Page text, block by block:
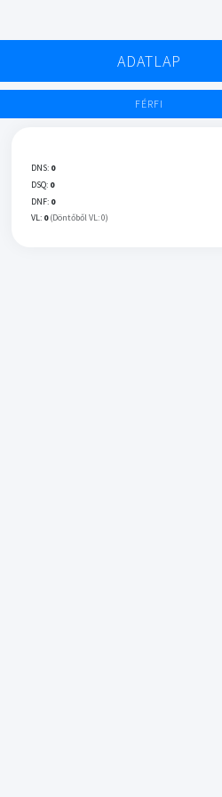
ADATLAP
FÉRFI
DNS: 0
DSQ: 0
DNF: 0
VL: 0 (Döntőből VL: 0)